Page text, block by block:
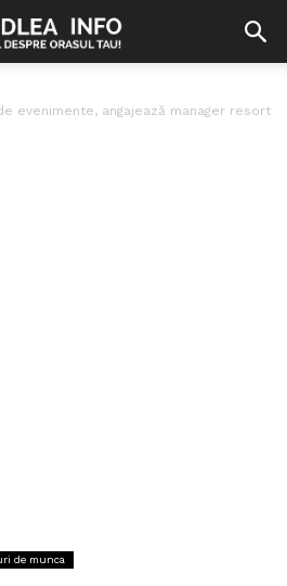
evenimente, angajează manager resort
de munca